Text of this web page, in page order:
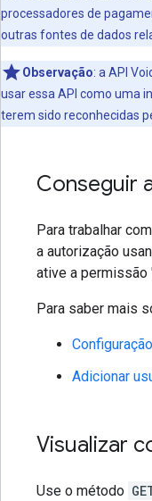
processadores de
outras fontes de dados
Observação: a API
usar essa API como uma
terem sido reconhecidas
Conseguir
Para trabalhar
a autorização
ative a permissão
Para saber mais
Adicionar
Visualizar
Use o método